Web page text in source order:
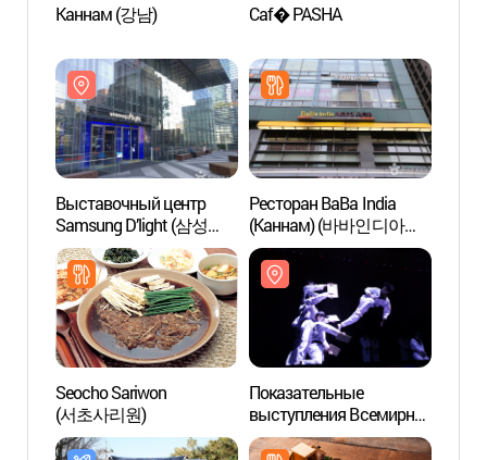
Каннам (강남) Caf� PASHA
Выставочный центр
Samsung D’light (삼성
딜라이트)
Ресторан BaBa India
(Каннам) (바바인디아
(강남역점))
Seocho Sariwon
(서초사리원)
Показательные
выступления Всемирной
Федерации Тхэквондо